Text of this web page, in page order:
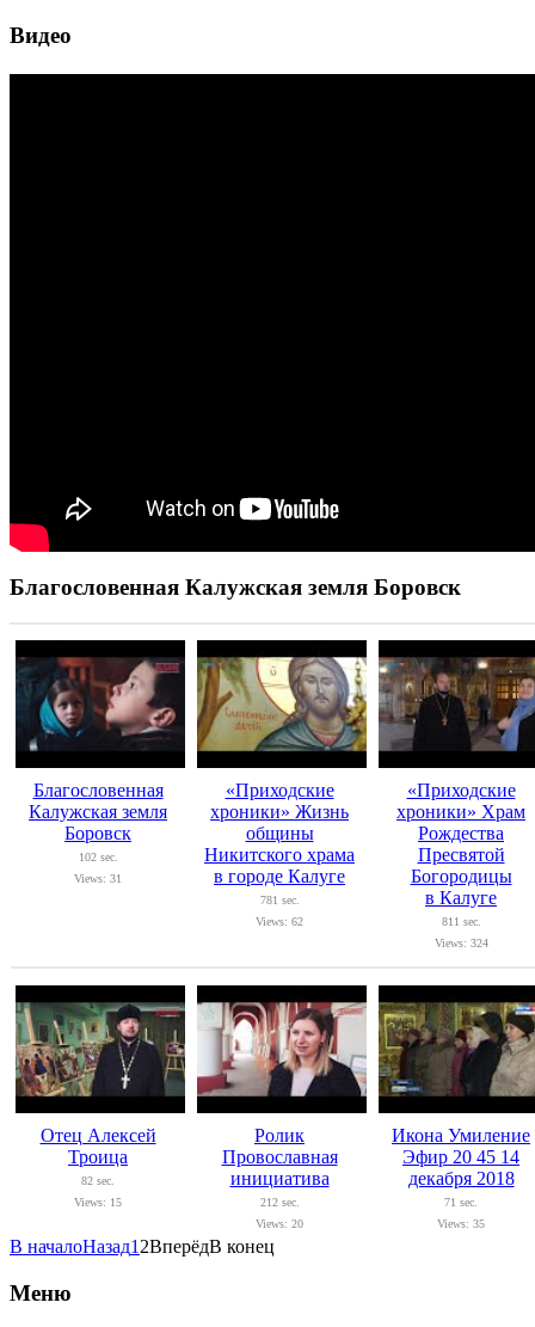
Видео
Благословенная Калужская земля Боровск
Благословенная
Калужская земля
Боровск
102 sec.
Views: 31
«Приходские
хроники» Жизнь
общины
Никитского храма
в городе Калуге
781 sec.
Views: 62
«Приходские
хроники» Храм
Рождества
Пресвятой
Богородицы
в Калуге
811 sec.
Views: 324
Отец Алексей
Троица
82 sec.
Views: 15
Ролик
Провославная
инициатива
212 sec.
Views: 20
Икона Умиление
Эфир 20 45 14
декабря 2018
71 sec.
Views: 35
В началоНазад12ВперёдВ конец
Меню